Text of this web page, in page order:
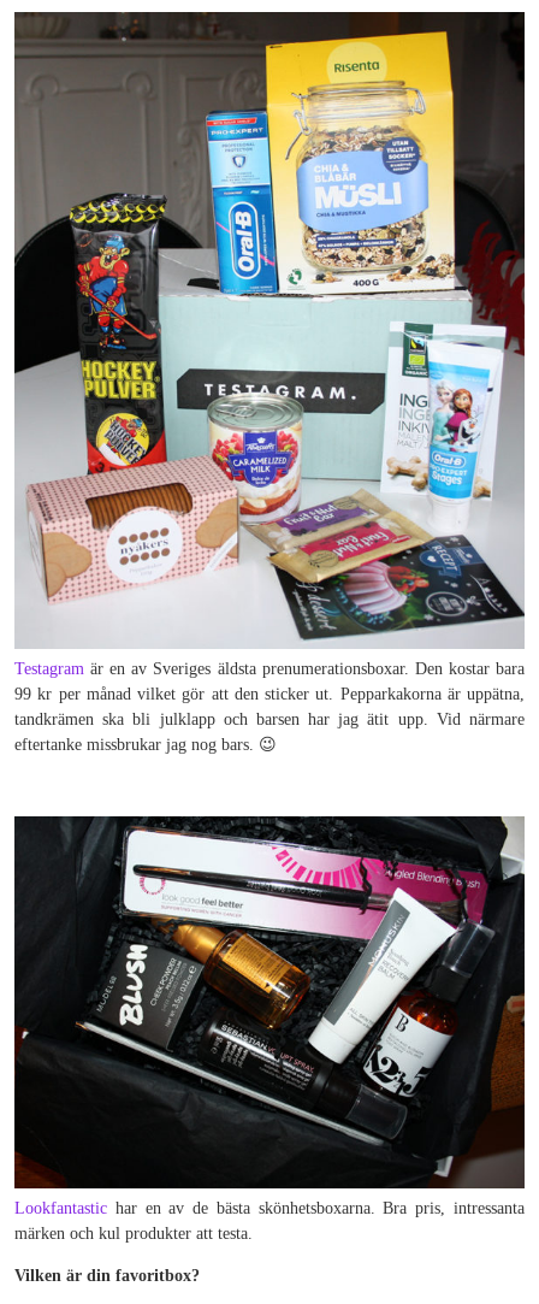
Testagram är en av Sveriges äldsta prenumerationsboxar. Den kostar bara
99 kr per månad vilket gör att den sticker ut. Pepparkakorna är uppätna,
tandkrämen ska bli julklapp och barsen har jag ätit upp. Vid närmare
eftertanke missbrukar jag nog bars. 😉
Lookfantastic har en av de bästa skönhetsboxarna. Bra pris, intressanta
märken och kul produkter att testa.
Vilken är din favoritbox?